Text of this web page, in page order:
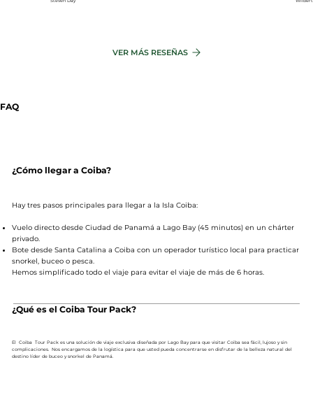
VER MÁS RESEÑAS
FAQ
¿Cómo llegar a Coiba?
Hay tres pasos principales para llegar a la Isla Coiba:
Vuelo directo desde Ciudad de Panamá a Lago Bay (45 minutos) en un chárter
privado.
Bote desde Santa Catalina a Coiba con un operador turístico local para practicar
snorkel, buceo o pesca.
Hemos simplificado todo el viaje para evitar el viaje de más de 6 horas.
¿Qué es el Coiba Tour Pack?
El Coiba Tour Pack es una solución de viaje exclusiva diseñada por Lago Bay para que visitar Coiba sea fácil, lujoso y sin
complicaciones. Nos encargamos de la logística para que usted pueda concentrarse en disfrutar de la belleza natural del
destino líder de buceo y snorkel de Panamá.